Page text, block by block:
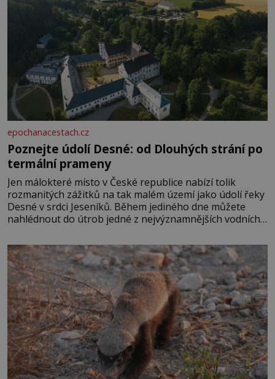
epochanacestach.cz
Poznejte údolí Desné: od Dlouhých strání po
termální prameny
Jen málokteré místo v České republice nabízí tolik
rozmanitých zážitků na tak malém území jako údolí řeky
Desné v srdci Jeseníků. Během jediného dne můžete
nahlédnout do útrob jedné z nejvýznamnějších vodních
se na koloběžce a den zakončit poznáváním památek ve
Velkých Losinách nebo v termálním